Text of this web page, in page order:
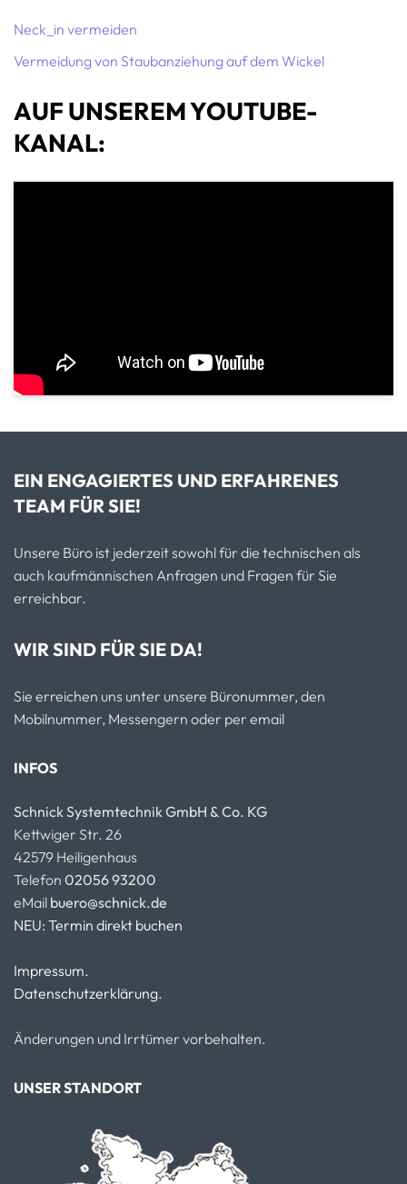
Neck_in vermeiden
Vermeidung von Staubanziehung auf dem Wickel
AUF UNSEREM YOUTUBE-
KANAL:
EIN ENGAGIERTES UND ERFAHRENES
TEAM FÜR SIE!
Unsere Büro ist jederzeit sowohl für die technischen als
auch kaufmännischen Anfragen und Fragen für Sie
erreichbar.
WIR SIND FÜR SIE DA!
Sie erreichen uns unter unsere Büronummer, den
Mobilnummer, Messengern oder per email
INFOS
Schnick Systemtechnik GmbH & Co. KG
Kettwiger Str. 26
42579 Heiligenhaus
Telefon 02056 93200
eMail buero@schnick.de
NEU: Termin direkt buchen
Impressum.
Datenschutzerklärung.
Änderungen und Irrtümer vorbehalten.
UNSER STANDORT